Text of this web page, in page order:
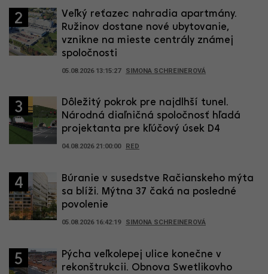
2
Veľký reťazec nahradia apartmány.
Ružinov dostane nové ubytovanie,
vznikne na mieste centrály známej
spoločnosti
05.08.2026 13:15:27 SIMONA SCHREINEROVÁ
3
Dôležitý pokrok pre najdlhší tunel.
Národná diaľničná spoločnosť hľadá
projektanta pre kľúčový úsek D4
04.08.2026 21:00:00 RED
4
Búranie v susedstve Račianskeho mýta
sa blíži. Mýtna 37 čaká na posledné
povolenie
05.08.2026 16:42:19 SIMONA SCHREINEROVÁ
5
Pýcha veľkolepej ulice konečne v
rekonštrukcii. Obnova Swetlikovho